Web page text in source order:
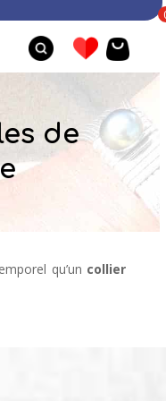
de
qu’un collier
la